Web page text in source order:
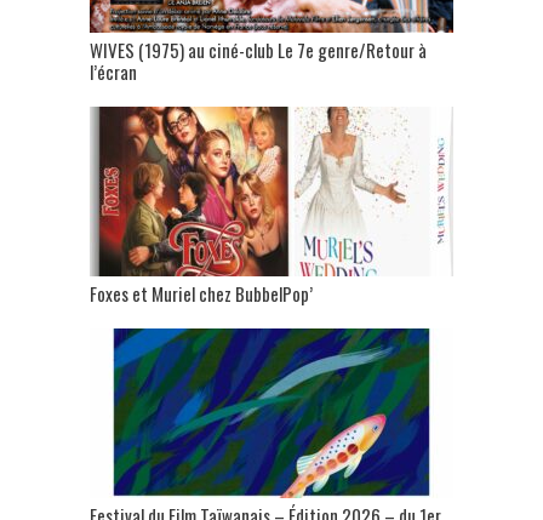
WIVES (1975) au ciné-club Le 7e genre/Retour à
l’écran
Foxes et Muriel chez BubbelPop’